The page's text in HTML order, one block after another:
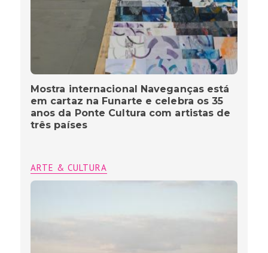
Mostra internacional Naveganças está
em cartaz na Funarte e celebra os 35
anos da Ponte Cultura com artistas de
três países
ARTE & CULTURA